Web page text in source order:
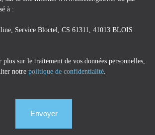
à :
Service Bloctel, CS 61311, 41013 BLOIS
plus sur le traitement de vos données personnelles,
notre politique de confidentialité
Envoyer